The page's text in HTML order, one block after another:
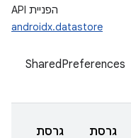
הפניית API
androidx.datastore
SharedPreferences
גרסת
גרסת